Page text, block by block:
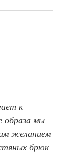
к
образа мы
желанием
брюк